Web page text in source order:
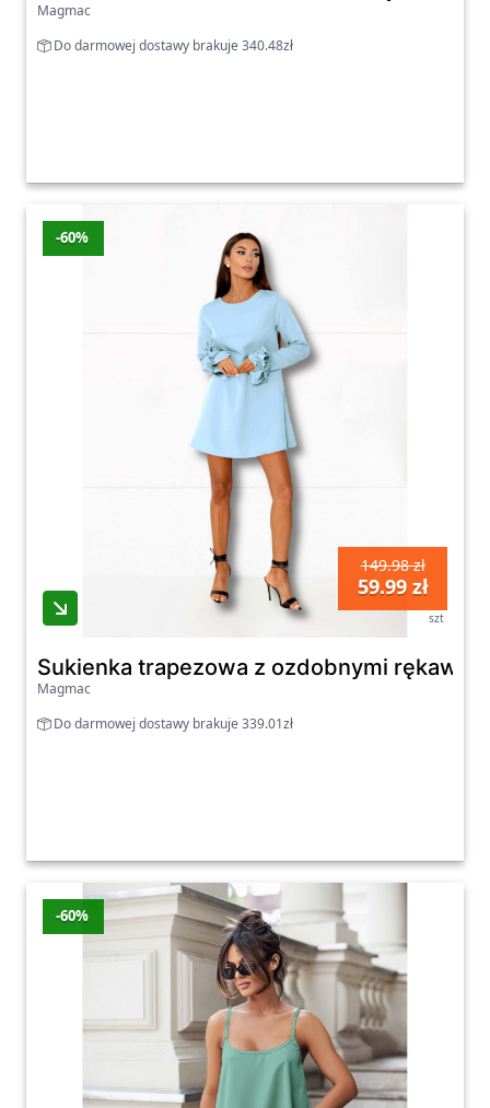
Magmac
Do darmowej dostawy brakuje 340.48zł
-60%
149.98 zł
59.99 zł
szt
Sukienka trapezowa z ozdobnymi
Magmac
Do darmowej dostawy brakuje 339.01zł
-60%